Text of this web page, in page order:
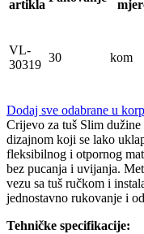
artikla
VL-
30319
30 kom
Dodaj sve odabrane u
Crijevo za tuš Slim
dizajnom koji se lako
fleksibilnog i otpornog
bez pucanja i uvijanja.
vezu sa tuš ručkom i
jednostavno rukovanje i
Tehničke specifikacije: